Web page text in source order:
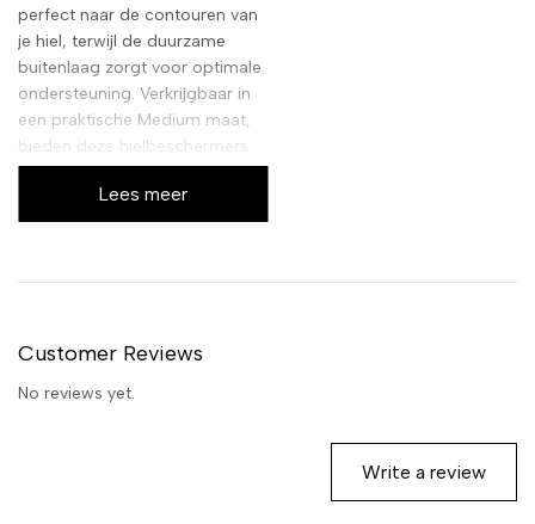
perfect naar de contouren van
je hiel, terwijl de duurzame
buitenlaag zorgt voor optimale
ondersteuning. Verkrijgbaar in
een praktische Medium maat,
bieden deze hielbeschermers
discrete en effectieve
verlichting voor diverse
schoentypes.
Lees meer
Customer Reviews
No reviews yet.
Write a review